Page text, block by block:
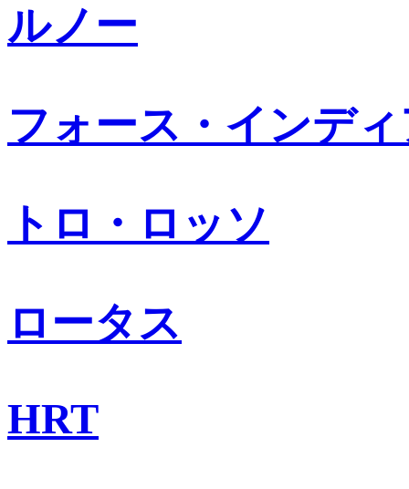
ルノー
フォース・インデ
トロ・ロッソ
ロータス
HRT